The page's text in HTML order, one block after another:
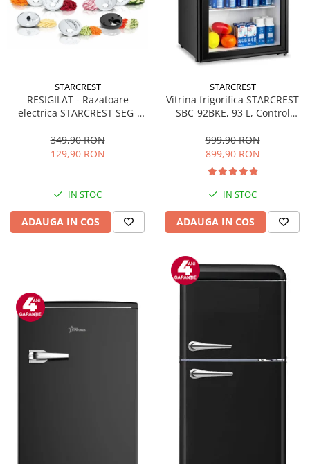
STARCREST
RESIGILAT - Razatoare
electrica STARCREST SEG-
taiere, Negru
349,90 RON
129,90 RON
IN STOC
ADAUGA IN COS
STARCREST
Vitrina frigorifica STARCREST
SBC-92BKE, 93 L, Control
83.2 cm, Negru
999,90 RON
899,90 RON
IN STOC
ADAUGA IN COS